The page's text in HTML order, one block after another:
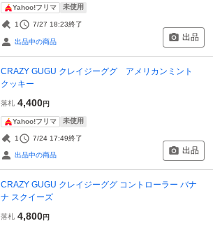
Yahoo!フリマ 未使用
1 7/27 18:23終了
出品中の商品 出品
CRAZY GUGU クレイジーググ アメリカンミント
クッキー
落札 4,400円
Yahoo!フリマ 未使用
1 7/24 17:49終了
出品中の商品 出品
CRAZY GUGU クレイジーググ コントローラー バナ
ナ スクイーズ
落札 4,800円